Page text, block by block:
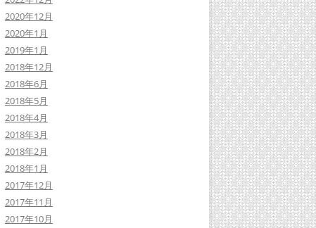
2020年12月
2020年1月
2019年1月
2018年12月
2018年6月
2018年5月
2018年4月
2018年3月
2018年2月
2018年1月
2017年12月
2017年11月
2017年10月